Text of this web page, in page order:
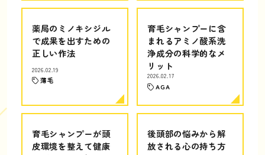
薬局のミノキシジル
で成果を出すための
正しい作法
2026.02.19
薄毛
育毛シャンプーに含
まれるアミノ酸系洗
浄成分の科学的なメ
リット
2026.02.17
AGA
育毛シャンプーが頭
皮環境を整えて健康
後頭部の悩みから解
放される心の持ち方